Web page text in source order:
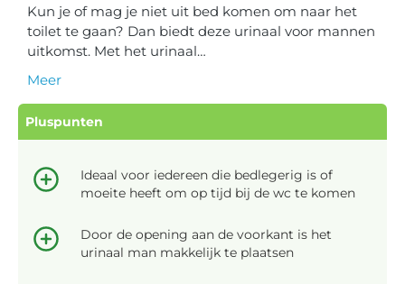
Kun je of mag je niet uit bed komen om naar het
toilet te gaan? Dan biedt deze urinaal voor mannen
uitkomst. Met het urinaal…
Meer
Pluspunten
Ideaal voor iedereen die bedlegerig is of
moeite heeft om op tijd bij de wc te komen
Door de opening aan de voorkant is het
urinaal man makkelijk te plaatsen